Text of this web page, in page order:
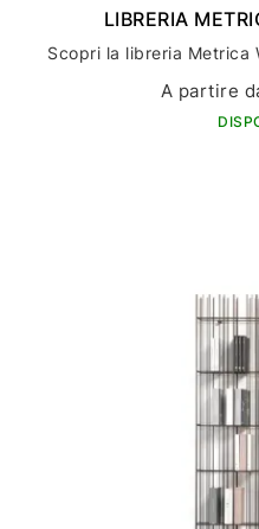
LIBRERIA
A partire